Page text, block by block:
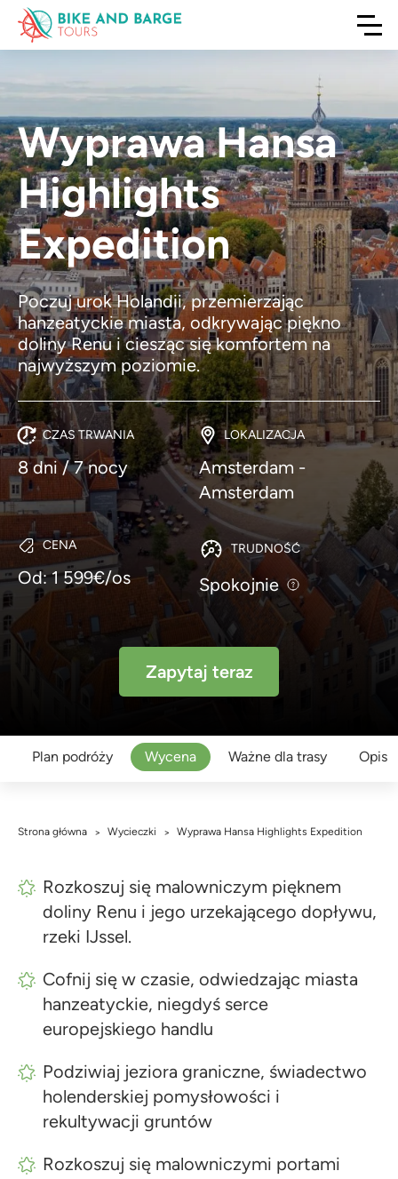
Wyprawa Hansa
Highlights
Expedition
Poczuj urok Holandii, przemierzając
hanzeatyckie miasta, odkrywając piękno
doliny Renu i ciesząc się komfortem na
najwyższym poziomie.
CZAS TRWANIA
8 dni / 7 nocy
LOKALIZACJA
Amsterdam -
Amsterdam
CENA
Od: 1 599€/os
TRUDNOŚĆ
Spokojnie
Zapytaj teraz
Plan podróży Wycena Ważne dla trasy Opis
Strona główna > Wycieczki > Wyprawa Hansa Highlights Expedition
Rozkoszuj się malowniczym pięknem
doliny Renu i jego urzekającego dopływu,
rzeki IJssel.
Cofnij się w czasie, odwiedzając miasta
hanzeatyckie, niegdyś serce
europejskiego handlu
Podziwiaj jeziora graniczne, świadectwo
holenderskiej pomysłowości i
rekultywacji gruntów
Rozkoszuj się malowniczymi portami